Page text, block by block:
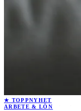
★ TOPPNYHET
ARBETE & LÖN